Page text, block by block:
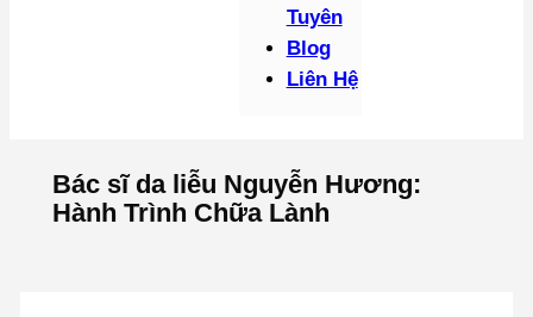
Tuyên
Blog
Liên Hệ
Bác sĩ da liễu Nguyễn Hương:
Hành Trình Chữa Lành